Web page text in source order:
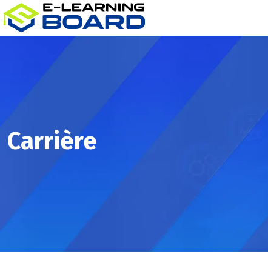
Carrière